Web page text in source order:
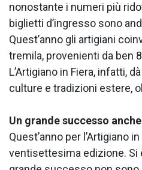
nonostante i numeri più
biglietti d’ingresso sono
Quest’anno gli artigiani
tremila, provenienti da ben
L’Artigiano in Fiera, infatti,
culture e tradizioni estere,
Un grande successo
Quest’anno per l’Artigiano
ventisettesima edizione. Si